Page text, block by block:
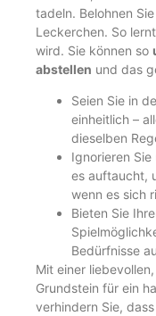
tadeln. Belohnen
Leckerchen. So
wird. Sie können so
abstellen und das
Seien Sie in
einheitlich –
dieselben
Ignorieren
es auftaucht,
wenn es sich
Bieten Sie
Bedürfnisse
Mit einer
Grundstein für ein
verhindern Sie,